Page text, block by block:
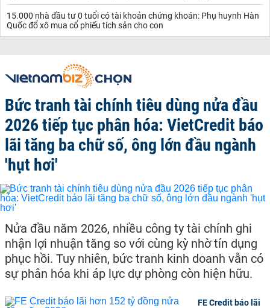
15.000 nhà đầu tư 0 tuổi có tài khoản chứng khoán: Phụ huynh Hàn
Quốc đổ xô mua cổ phiếu tích sản cho con
Bức tranh tài chính tiêu dùng nửa đầu
2026 tiếp tục phân hóa: VietCredit báo
lãi tăng ba chữ số, ông lớn đầu ngành
'hụt hơi'
Nửa đầu năm 2026, nhiều công ty tài chính ghi
nhận lợi nhuận tăng so với cùng kỳ nhờ tín dụng
phục hồi. Tuy nhiên, bức tranh kinh doanh vẫn có
sự phân hóa khi áp lực dự phòng còn hiện hữu.
FE Credit báo lãi